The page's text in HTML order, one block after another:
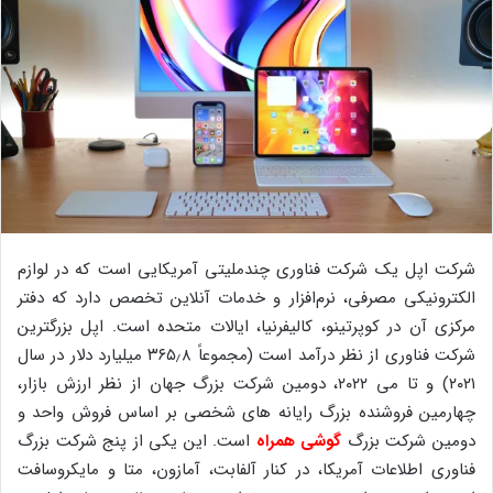
شرکت اپل یک شرکت فناوری چندملیتی آمریکایی است که در لوازم
الکترونیکی مصرفی، نرم‌افزار و خدمات آنلاین تخصص دارد که دفتر
مرکزی آن در کوپرتینو، کالیفرنیا، ایالات متحده است. اپل بزرگترین
شرکت فناوری از نظر درآمد است (مجموعاً ۳۶۵٫۸ میلیارد دلار در سال
۲۰۲۱) و تا می ۲۰۲۲، دومین شرکت بزرگ جهان از نظر ارزش بازار،
چهارمین فروشنده بزرگ رایانه های شخصی بر اساس فروش واحد و
دومین شرکت بزرگ گوشی همراه است. این یکی از پنج شرکت بزرگ
فناوری اطلاعات آمریکا، در کنار آلفابت، آمازون، متا و مایکروسافت